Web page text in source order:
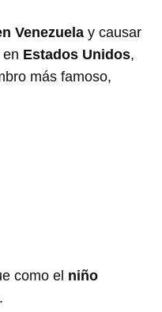
Venezuela y causar
en Estados Unidos,
más famoso,
como el niño